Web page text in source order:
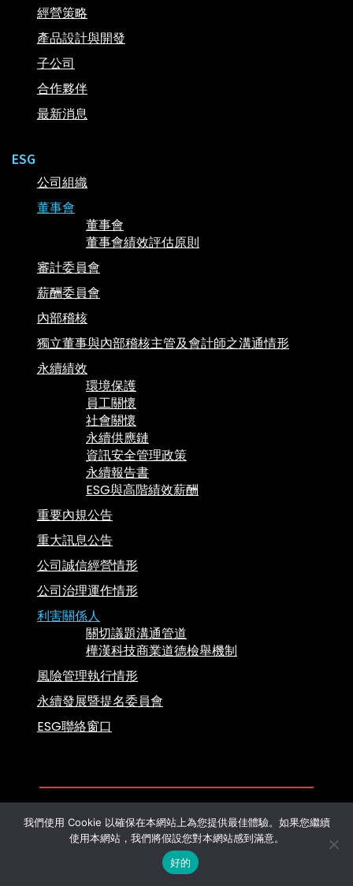
經營策略
產品設計與開發
子公司
合作夥伴
最新消息
ESG
公司組織
董事會
董事會
董事會績效評估原則
審計委員會
薪酬委員會
內部稽核
獨立董事與內部稽核主管及會計師之溝通情形
永續績效
環境保護
員工關懷
社會關懷
永續供應鏈
資訊安全管理政策
永續報告書
ESG與高階績效薪酬
重要內規公告
重大訊息公告
公司誠信經營情形
公司治理運作情形
利害關係人
關切議題溝通管道
樺漢科技商業道德檢舉機制
風險管理執行情形
永續發展暨提名委員會
ESG聯絡窗口
版權所有 2024 © 樺漢科技股份有限公司
Sliice Marketing
我們使用 Cookie 以確保在本網站上為您提供最佳體驗。如果您繼續
使用本網站，我們將假設您對本網站感到滿意。
好的